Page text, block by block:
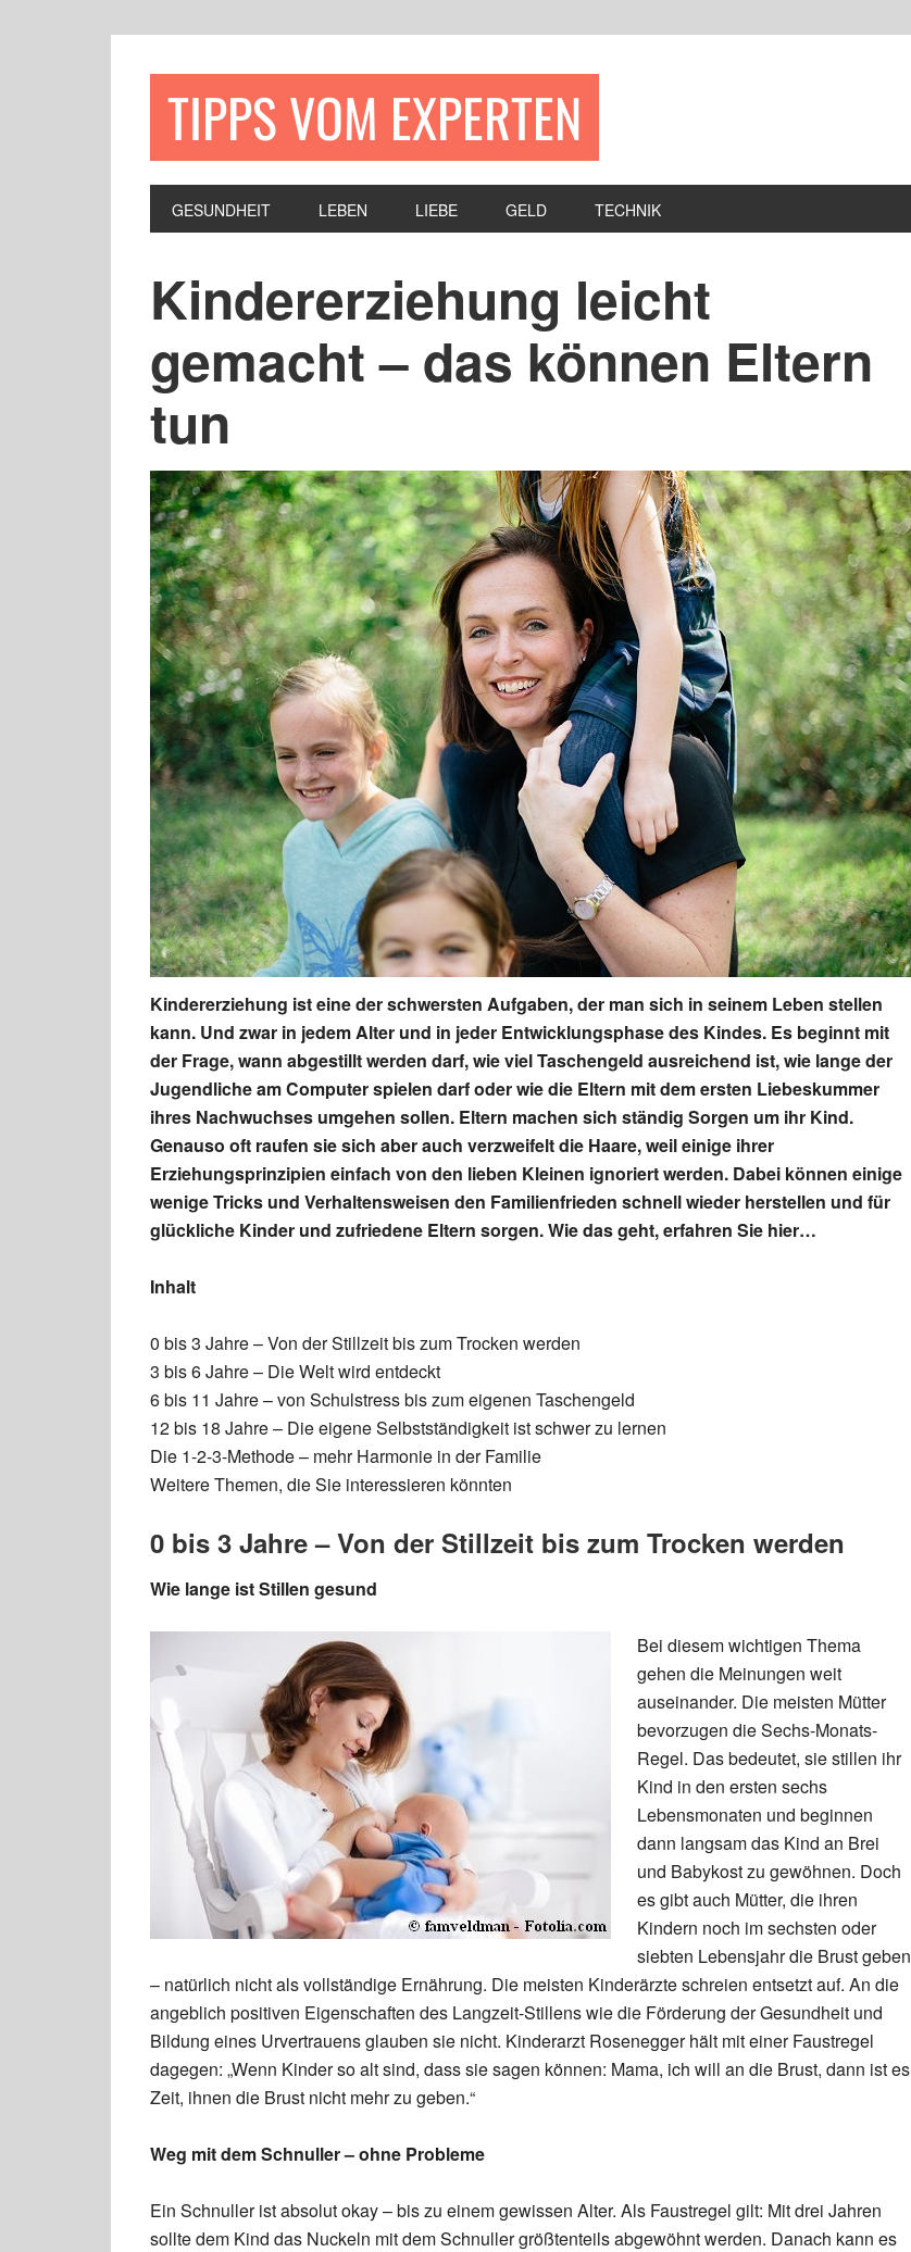
TIPPS VOM EXPERTEN
GESUNDHEIT LEBEN LIEBE GELD TECHNIK
Kindererziehung leicht
gemacht – das können Eltern
tun
Kindererziehung ist eine der schwersten Aufgaben, der man sich in seinem Leben stellen
kann. Und zwar in jedem Alter und in jeder Entwicklungsphase des Kindes. Es beginnt mit
der Frage, wann abgestillt werden darf, wie viel Taschengeld ausreichend ist, wie lange der
Jugendliche am Computer spielen darf oder wie die Eltern mit dem ersten Liebeskummer
ihres Nachwuchses umgehen sollen. Eltern machen sich ständig Sorgen um ihr Kind.
Genauso oft raufen sie sich aber auch verzweifelt die Haare, weil einige ihrer
Erziehungsprinzipien einfach von den lieben Kleinen ignoriert werden. Dabei können einige
wenige Tricks und Verhaltensweisen den Familienfrieden schnell wieder herstellen und für
glückliche Kinder und zufriedene Eltern sorgen. Wie das geht, erfahren Sie hier…
Inhalt
0 bis 3 Jahre – Von der Stillzeit bis zum Trocken werden
3 bis 6 Jahre – Die Welt wird entdeckt
6 bis 11 Jahre – von Schulstress bis zum eigenen Taschengeld
12 bis 18 Jahre – Die eigene Selbstständigkeit ist schwer zu lernen
Die 1-2-3-Methode – mehr Harmonie in der Familie
Weitere Themen, die Sie interessieren könnten
0 bis 3 Jahre – Von der Stillzeit bis zum Trocken werden
Wie lange ist Stillen gesund
Bei diesem wichtigen Thema
gehen die Meinungen weit
auseinander. Die meisten Mütter
bevorzugen die Sechs-Monats-
Regel. Das bedeutet, sie stillen ihr
Kind in den ersten sechs
Lebensmonaten und beginnen
dann langsam das Kind an Brei
und Babykost zu gewöhnen. Doch
es gibt auch Mütter, die ihren
Kindern noch im sechsten oder
siebten Lebensjahr die Brust geben
– natürlich nicht als vollständige Ernährung. Die meisten Kinderärzte schreien entsetzt auf. An die
angeblich positiven Eigenschaften des Langzeit-Stillens wie die Förderung der Gesundheit und
Bildung eines Urvertrauens glauben sie nicht. Kinderarzt Rosenegger hält mit einer Faustregel
dagegen: „Wenn Kinder so alt sind, dass sie sagen können: Mama, ich will an die Brust, dann ist es
Zeit, ihnen die Brust nicht mehr zu geben.“
Weg mit dem Schnuller – ohne Probleme
Ein Schnuller ist absolut okay – bis zu einem gewissen Alter. Als Faustregel gilt: Mit drei Jahren
sollte dem Kind das Nuckeln mit dem Schnuller größtenteils abgewöhnt werden. Danach kann es